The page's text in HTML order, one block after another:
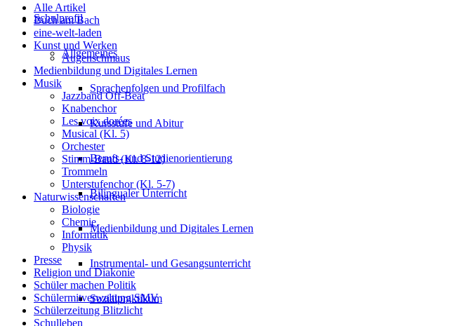
Schulprofil
Allgemeines
Sprachenfolgen und Profilfach
Kursstufe und Abitur
Berufs- und Studienorientierung
Bilingualer Unterricht
Medienbildung und Digitales Lernen
Instrumental- und Gesangsunterricht
Sozialpraktikum
Alle Artikel
Buch am Bach
eine-welt-laden
Kunst und Werken
Augenschmaus
Medienbildung und Digitales Lernen
Musik
Jazzband Off-Beat
Knabenchor
Les voix dorées
Musical (Kl. 5)
Orchester
Stimm-Band (Kl. 8-12)
Trommeln
Unterstufenchor (Kl. 5-7)
Naturwissenschaften
Biologie
Chemie
Informatik
Physik
Presse
Religion und Diakonie
Schüler machen Politik
Schülermitverwaltung SMV
Schülerzeitung Blitzlicht
Schulleben